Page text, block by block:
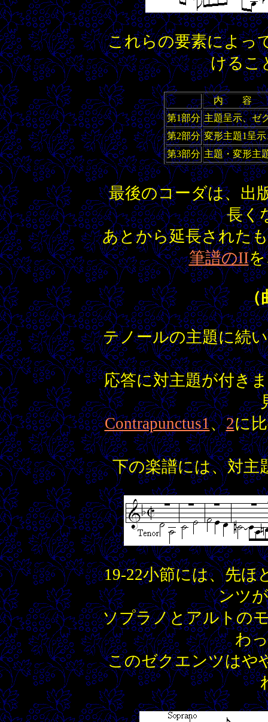
これらの要素によっ
けるこ
内 容
第1部分 主題呈示、ゼ
第2部分 変形主題1呈
第3部分 主題・変形主
最後のコーダは、出
長く
あとから延長された
筆譜のII
（
テノールの主題に続
応答に対主題が付き
Contrapunctus1、2に
下の楽譜には、対主
19-22小節には、先ほ
ンツ
ソプラノとアルトの
わ
このゼクエンツはや